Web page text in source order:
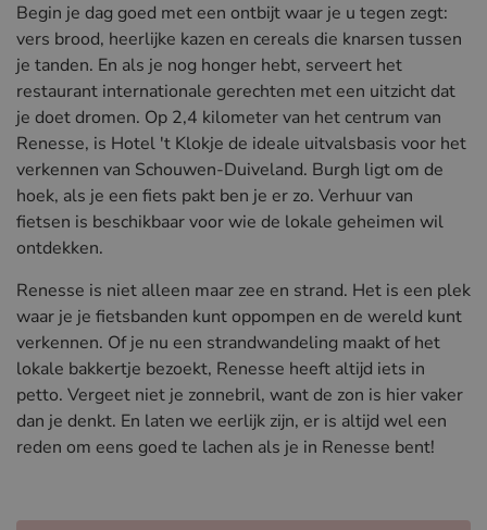
Begin je dag goed met een ontbijt waar je u tegen zegt:
vers brood, heerlijke kazen en cereals die knarsen tussen
je tanden. En als je nog honger hebt, serveert het
restaurant internationale gerechten met een uitzicht dat
je doet dromen. Op 2,4 kilometer van het centrum van
Renesse, is Hotel 't Klokje de ideale uitvalsbasis voor het
verkennen van Schouwen-Duiveland. Burgh ligt om de
hoek, als je een fiets pakt ben je er zo. Verhuur van
fietsen is beschikbaar voor wie de lokale geheimen wil
ontdekken.
Renesse is niet alleen maar zee en strand. Het is een plek
waar je je fietsbanden kunt oppompen en de wereld kunt
verkennen. Of je nu een strandwandeling maakt of het
lokale bakkertje bezoekt, Renesse heeft altijd iets in
petto. Vergeet niet je zonnebril, want de zon is hier vaker
dan je denkt. En laten we eerlijk zijn, er is altijd wel een
reden om eens goed te lachen als je in Renesse bent!